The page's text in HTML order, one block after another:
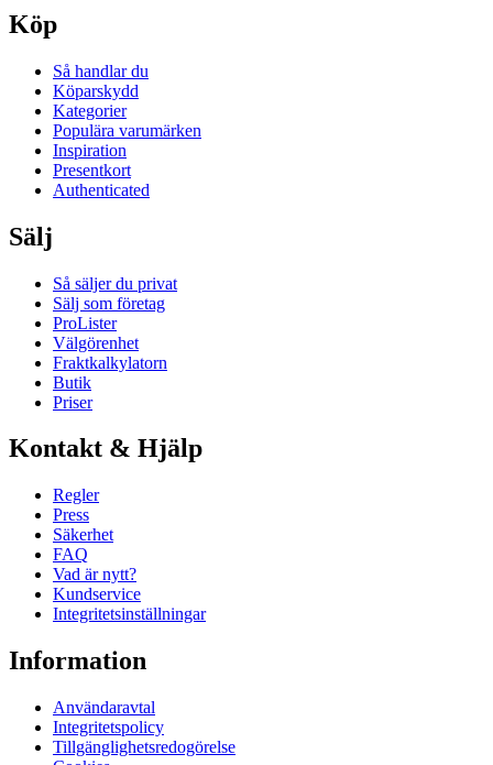
Köp
Så handlar du
Köparskydd
Kategorier
Populära varumärken
Inspiration
Presentkort
Authenticated
Sälj
Så säljer du privat
Sälj som företag
ProLister
Välgörenhet
Fraktkalkylatorn
Butik
Priser
Kontakt & Hjälp
Regler
Press
Säkerhet
FAQ
Vad är nytt?
Kundservice
Integritetsinställningar
Information
Användaravtal
Integritetspolicy
Tillgänglighetsredogörelse